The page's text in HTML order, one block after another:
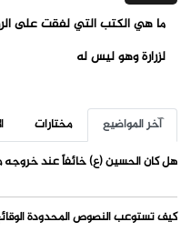
ما هي الكتب التي لفقت على
لزرارة وهو ليس له
آخر المواضيع مختارات
هل كان الحسين (ع) خائفاً عند خروجه
كيف تستوعب النصوص المحدودة